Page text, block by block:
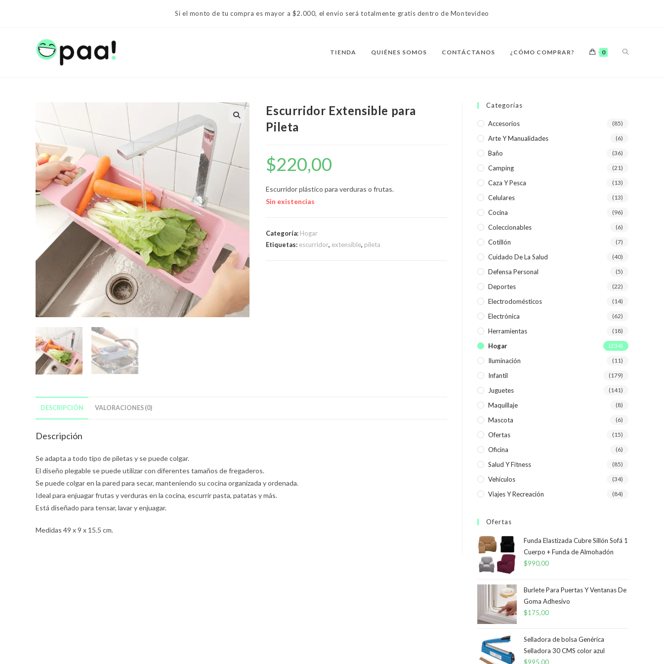
Si el monto de tu compra es mayor a $2.000, el envío será totalmente gratis dentro de Montevideo
TIENDA QUIÉNES SOMOS CONTÁCTANOS ¿CÓMO COMPRAR? 0 ALTERNAR
DE
LA
Escurridor Extensible para
Pileta
$220,00
Escurridor plástico para verduras o frutas.
Sin existencias
Categoría: Hogar
Etiquetas: escurridor, extensible, pileta
DESCRIPCIÓN VALORACIONES (0)
Descripción
Se adapta a todo tipo de piletas y se puede colgar.
El diseño plegable se puede utilizar con diferentes tamaños de fregaderos.
Se puede colgar en la pared para secar, manteniendo su cocina organizada y ordenada.
Ideal para enjuagar frutas y verduras en la cocina, escurrir pasta, patatas y más.
Está diseñado para tensar, lavar y enjuagar.
Medidas 49 x 9 x 15.5 cm.
Categorías
Accesorios (85)
Arte Y Manualidades (6)
Baño (36)
Camping (21)
Caza Y Pesca (13)
Celulares (13)
Cocina (96)
Coleccionables (6)
Cotillón (7)
Cuidado De La Salud (40)
Defensa Personal (5)
Deportes (22)
Electrodomésticos (14)
Electrónica (62)
Herramientas (18)
Hogar (234)
Iluminación (11)
Infantil (179)
Juguetes (141)
Maquillaje (8)
Mascota (6)
Ofertas (15)
Oficina (6)
Salud Y Fitness (85)
Vehículos (34)
Viajes Y Recreación (84)
Ofertas
Funda Elastizada Cubre Sillón Sofá 1
Cuerpo + Funda de Almohadón
$990,00
Burlete Para Puertas Y Ventanas De
Goma Adhesivo
$175,00
Selladora de bolsa Genérica
Selladora 30 CMS color azul
$995,00